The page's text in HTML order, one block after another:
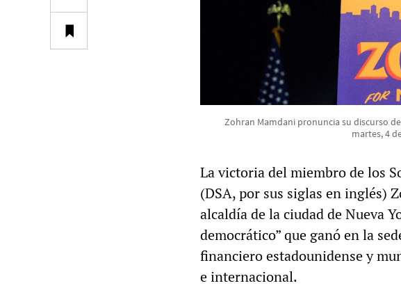
Zohran Mamdani pronuncia su discurso
martes, 4
La victoria del miembro de los
(DSA, por sus siglas en inglés)
alcaldía de la ciudad de Nueva
democrático” que ganó en la
financiero estadounidense y
e internacional.